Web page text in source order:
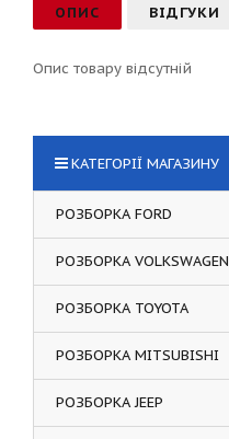
ОПИС ВІДГУКИ
Опис товару відсутній
КАТЕГОРІЇ МАГАЗИНУ
РОЗБОРКА FORD
РОЗБОРКА VOLKSWAGEN
РОЗБОРКА TOYOTA
РОЗБОРКА MITSUBISHI
РОЗБОРКА JEEP